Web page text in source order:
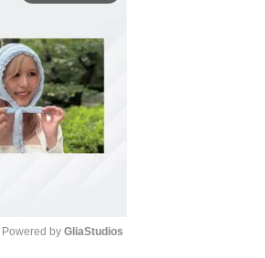
Powered by GliaStudios